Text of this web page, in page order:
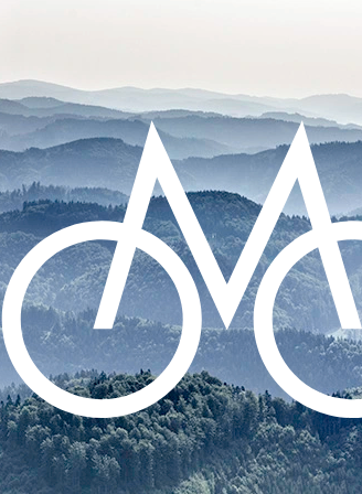
CO POTŘEBUJETE NAJÍT?
HLEDAT
DOPORUČUJEME
BLIKAČKA KNOG PLUS REAR -